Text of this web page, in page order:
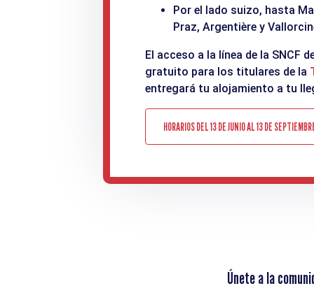
Por el lado suizo, hasta
Praz, Argentière y
El acceso a la línea de la SNCF
gratuito para los titulares de la
entregará tu alojamiento a tu
HORARIOS DEL 13 DE JUNIO AL 13 DE
Únete a la